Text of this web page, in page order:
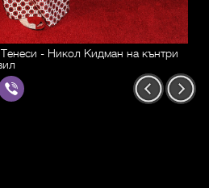
- Никол Кидман на кънтри